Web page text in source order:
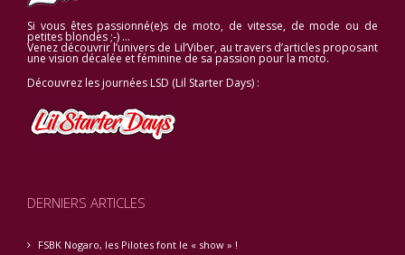
Si vous êtes passionné(e)s de moto, de vitesse, de mode ou de
petites blondes ;-) …
Venez découvrir l’univers de Lil’Viber, au travers d’articles proposant
une vision décalée et féminine de sa passion pour la moto.
Découvrez les journées LSD (Lil Starter Days) :
DERNIERS ARTICLES
FSBK Nogaro, les Pilotes font le « show » !